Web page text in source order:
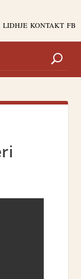
LIDHJE KONTAKT FB